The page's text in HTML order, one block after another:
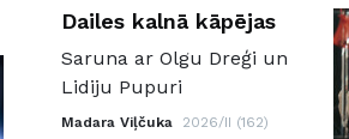
Dailes kalnā kāpējas
Saruna ar Olgu Dreģi un
Lidiju Pupuri
Madara Viļčuka 2026/II (162)